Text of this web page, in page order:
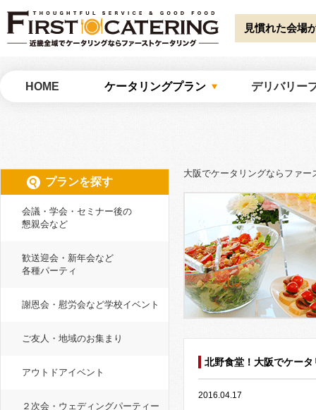
Warning : Undefined array key "HTTP_ACCEPT_LANGUAGE" in/home/
catering/common/meta.php on line51 見慣れた会場
HOME ケータリングプラン デリバリー
大阪でケータリングならファー
北野食堂！大阪でケー
2016.04.17
プランを探す
会議・学会・セミナー後の
懇親会など
歓送迎会・新年会など
各種パーティ
謝恩会・慰労会など学校イベント
ご友人・地域のお集まり
アウトドアイベント
２次会・ウェディングパーティー